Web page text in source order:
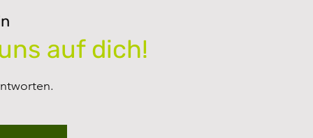
auf dich!